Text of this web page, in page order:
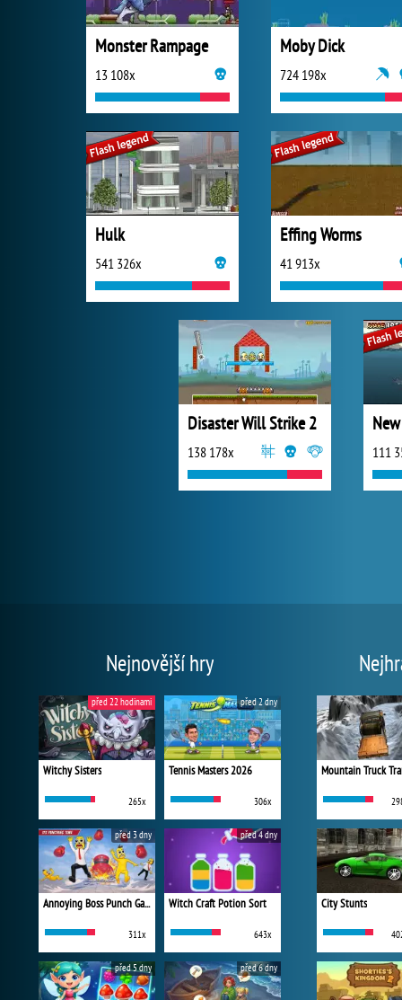
Monster Rampage
13 108x
Moby Dick
724 198x
Hulk
541 326x
Effing Worms
41 913x
Disaster Will Strike 2
138 178x 111
Nejnovější hry
Witchy Sisters
265x
před 22 hodinami
Tennis Masters 2026
306x
před 2 dny
Annoying Boss Punch Game
311x
před 3 dny
Witch Craft Potion Sort
643x
před 4 dny
před 5 dny před 6 dny
Mountain Truck
City Stunts